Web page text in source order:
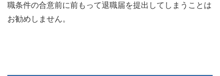
職条件の合意前に前もって退職届を提出してしまうことは
お勧めしません。